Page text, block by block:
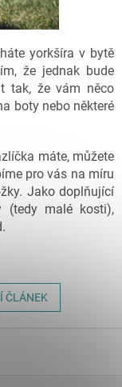
yorkšíra v bytě
že jednak bude
tak, že vám něco
boty nebo některé
máte, můžete
pro vás na míru
Jako doplňující
(tedy malé kosti),
ČLÁNEK